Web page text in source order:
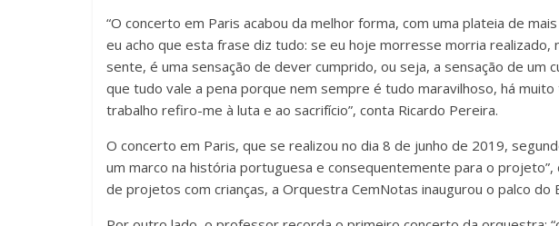
“O concerto em Paris acabou da melhor forma, com uma plateia de
eu acho que esta frase diz tudo: se eu hoje morresse morria realizado,
sente, é uma sensação de dever cumprido, ou seja, a sensação de um
que tudo vale a pena porque nem sempre é tudo maravilhoso, há
trabalho refiro-me à luta e ao sacrifício”, conta Ricardo Pereira.
O concerto em Paris, que se realizou no dia 8 de junho de 2019,
um marco na história portuguesa e consequentemente para o projeto”,
de projetos com crianças, a Orquestra CemNotas inaugurou o palco do